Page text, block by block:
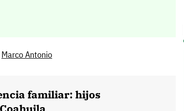
Marco Antonio
familiar: hijos